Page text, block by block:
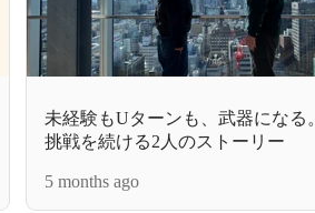
未経験もUターンも、武器になる
挑戦を続ける2人のストーリー
5 months ago